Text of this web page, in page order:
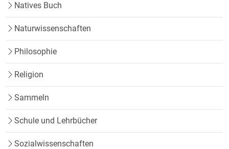
Natives Buch
Naturwissenschaften
Philosophie
Religion
Sammeln
Schule und Lehrbücher
Sozialwissenschaften